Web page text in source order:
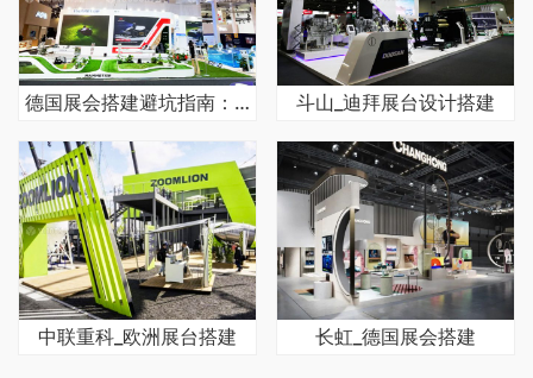
德国展会搭建避坑指南：快速征服欧洲客户 斗山_迪拜展台设计搭建
中联重科_欧洲展台搭建 长虹_德国展会搭建